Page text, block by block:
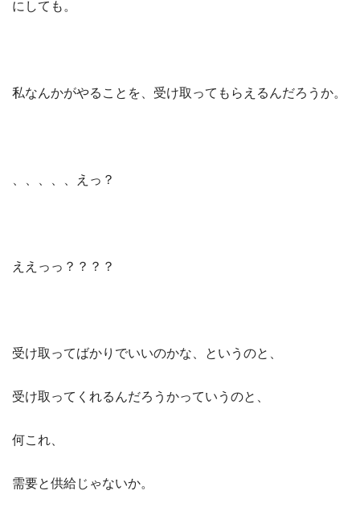
にしても。
私なんかがやることを、受け取ってもらえるんだろうか。
、、、、、えっ？
ええっっ？？？？
受け取ってばかりでいいのかな、というのと、
受け取ってくれるんだろうかっていうのと、
何これ、
需要と供給じゃないか。